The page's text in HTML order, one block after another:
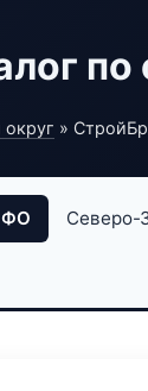
»
ФО Северо-